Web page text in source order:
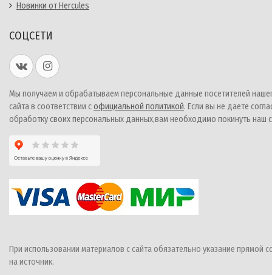
Новинки от Hercules
СОЦСЕТИ
Мы получаем и обрабатываем персональные данные посетителей
сайта в соответствии софициальной политикой. Если вы не даете
обработку своих персональных данных,вам необходимо покинуть наш
При использовании материалов с сайта обязательно указание прямой
на источник.